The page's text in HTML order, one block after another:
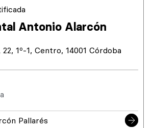
Antonio Alarcón
22, 1º-1, Centro, 14001 Córdoba
Pallarés